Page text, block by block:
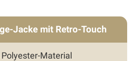
Jacke mit Retro-Touch
Material